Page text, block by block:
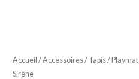
Accueil /Accessoires/ Tapis / Playmat
Sirène